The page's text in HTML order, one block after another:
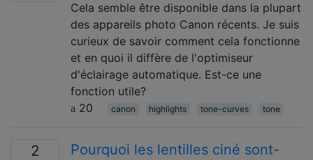
Cela semble être disponible dans la plupart
des appareils photo Canon récents. Je suis
curieux de savoir comment cela fonctionne
et en quoi il diffère de l'optimiseur
d'éclairage automatique. Est-ce une
fonction utile?
20
canon highlights tone-curves tone
2
Pourquoi les lentilles ciné sont-